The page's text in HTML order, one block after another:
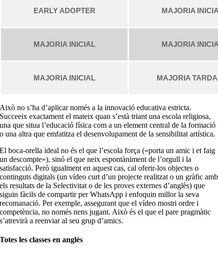
EARLY ADOPTER MAJORIA
MAJORIA INICIAL MAJORIA
MAJORIA INICIAL MAJORIA
Això no s’ha d’aplicar només a la innovació educativa estricta.
Succeeix exactament el mateix quan s’està triant una escola religiosa,
una que situa l’educació física com a un element central de la formació
o una altra que emfatitza el desenvolupament de la sensibilitat artística.
El boca-orella ideal no és el que l’escola força («porta un amic i et faig
un descompte»), sinó el que neix espontàniment de l’orgull i la
satisfacció. Però igualment en aquest cas, cal oferir-los objectes o
continguts digitals (un vídeo curt d’un projecte realitzat o un gràfic amb
els resultats de la Selectivitat o de les proves externes d’anglès) que
siguin fàcils de compartir per WhatsApp i enfoquin millor la seva
recomanació. Per exemple, assegurant que el vídeo mostri ordre i
competència, no només nens jugant. Això és el que el pare pragmàtic
s’atrevirà a reenviar al seu grup d’amics.
Totes les classes en anglès